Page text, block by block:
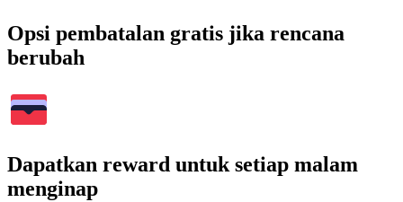
Opsi pembatalan gratis jika rencana
berubah
Dapatkan reward untuk setiap malam
menginap